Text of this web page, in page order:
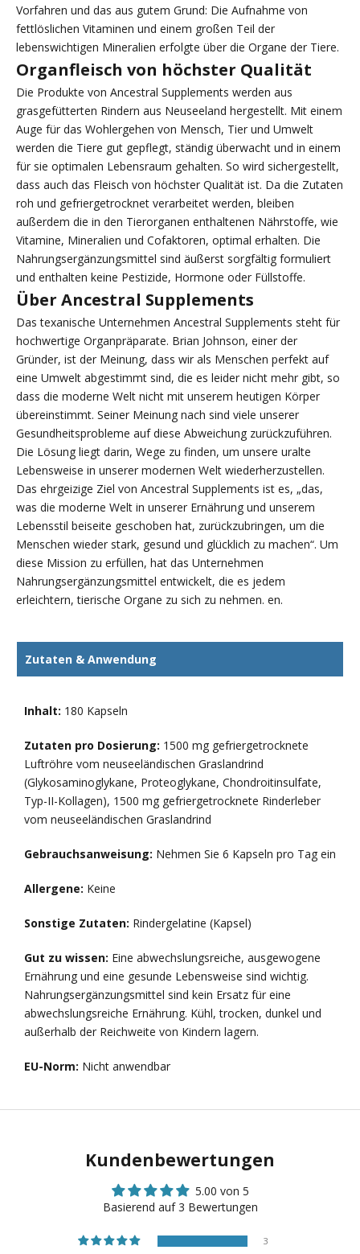
Vorfahren und das aus gutem Grund: Die Aufnahme von
fettlöslichen Vitaminen und einem großen Teil der
lebenswichtigen Mineralien erfolgte über die Organe der Tiere.
Organfleisch von höchster Qualität
Die Produkte von Ancestral Supplements werden aus
grasgefütterten Rindern aus Neuseeland hergestellt. Mit einem
Auge für das Wohlergehen von Mensch, Tier und Umwelt
werden die Tiere gut gepflegt, ständig überwacht und in einem
für sie optimalen Lebensraum gehalten. So wird sichergestellt,
dass auch das Fleisch von höchster Qualität ist. Da die Zutaten
roh und gefriergetrocknet verarbeitet werden, bleiben
außerdem die in den Tierorganen enthaltenen Nährstoffe, wie
Vitamine, Mineralien und Cofaktoren, optimal erhalten. Die
Nahrungsergänzungsmittel sind äußerst sorgfältig formuliert
und enthalten keine Pestizide, Hormone oder Füllstoffe.
Über Ancestral Supplements
Das texanische Unternehmen Ancestral Supplements steht für
hochwertige Organpräparate. Brian Johnson, einer der
Gründer, ist der Meinung, dass wir als Menschen perfekt auf
eine Umwelt abgestimmt sind, die es leider nicht mehr gibt, so
dass die moderne Welt nicht mit unserem heutigen Körper
übereinstimmt. Seiner Meinung nach sind viele unserer
Gesundheitsprobleme auf diese Abweichung zurückzuführen.
Die Lösung liegt darin, Wege zu finden, um unsere uralte
Lebensweise in unserer modernen Welt wiederherzustellen.
Das ehrgeizige Ziel von Ancestral Supplements ist es, „das,
was die moderne Welt in unserer Ernährung und unserem
Lebensstil beiseite geschoben hat, zurückzubringen, um die
Menschen wieder stark, gesund und glücklich zu machen“. Um
diese Mission zu erfüllen, hat das Unternehmen
Nahrungsergänzungsmittel entwickelt, die es jedem
erleichtern, tierische Organe zu sich zu nehmen. en.
Zutaten & Anwendung
Inhalt: 180 Kapseln
Zutaten pro Dosierung: 1500 mg gefriergetrocknete
Luftröhre vom neuseeländischen Graslandrind
(Glykosaminoglykane, Proteoglykane, Chondroitinsulfate,
Typ-II-Kollagen), 1500 mg gefriergetrocknete Rinderleber
vom neuseeländischen Graslandrind
Gebrauchsanweisung: Nehmen Sie 6 Kapseln pro Tag ein
Allergene: Keine
Sonstige Zutaten: Rindergelatine (Kapsel)
Gut zu wissen: Eine abwechslungsreiche, ausgewogene
Ernährung und eine gesunde Lebensweise sind wichtig.
Nahrungsergänzungsmittel sind kein Ersatz für eine
abwechslungsreiche Ernährung. Kühl, trocken, dunkel und
außerhalb der Reichweite von Kindern lagern.
EU-Norm: Nicht anwendbar
Kundenbewertungen
5.00 von 5
Basierend auf 3 Bewertungen
3